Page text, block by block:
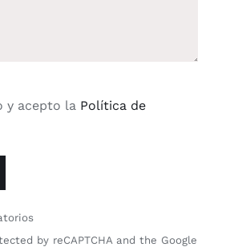
y acepto la Política de
by reCAPTCHA and the Google